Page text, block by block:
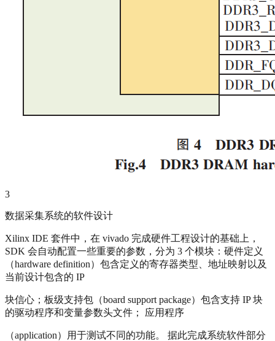
3
数据采集系统的软件设计
Xilinx IDE 套件中，在 vivado 完成硬件工程设计的基础上，
SDK 会自动配置一些重要的参数，分为 3 个模块：硬件定义
（hardware definition）包含定义的寄存器类型、地址映射以及
当前设计包含的 IP
块信心；板级支持包（board support package）包含支持 IP 块
的驱动程序和变量参数头文件； 应用程序
（application）用于测试不同的功能。 据此完成系统软件部分